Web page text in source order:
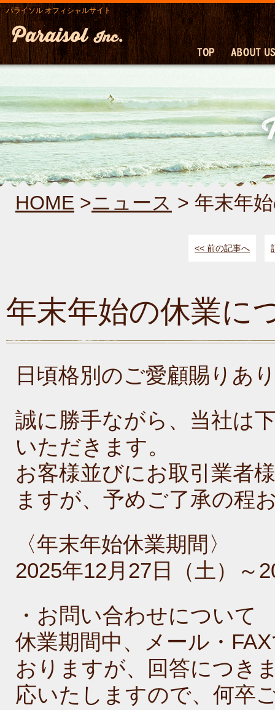
パライソル オフィシャルサイト
HOME >ニュース > 年末年
<< 前の記事へ
年末年始の休業に
日頃格別のご愛顧賜りあ
誠に勝手ながら、当社は
いただきます。
お客様並びにお取引業者
ますが、予めご了承の程
〈年末年始休業期間〉
2025年12月27日（土）～
・お問い合わせについて
休業期間中、メール・
おりますが、回答につき
応いたしますので、何卒